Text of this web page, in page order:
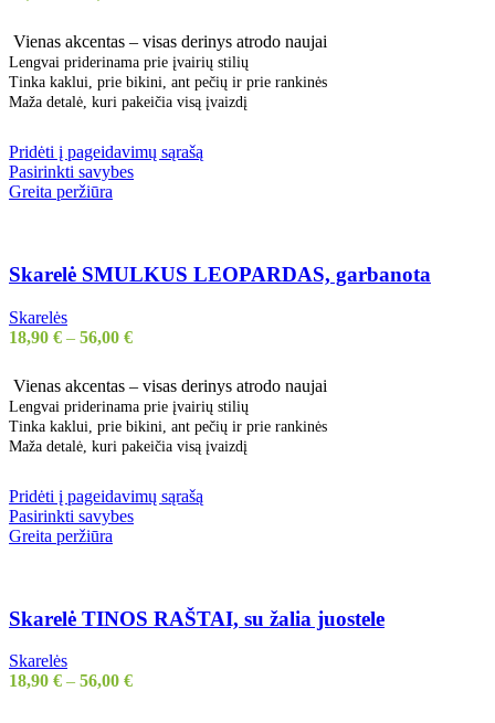
Vienas akcentas – visas derinys atrodo naujai
Lengvai priderinama prie įvairių stilių
Tinka kaklui, prie bikini, ant pečių ir prie rankinės
Maža detalė, kuri pakeičia visą įvaizdį
Pridėti į pageidavimų sąrašą
Pasirinkti savybes
Greita peržiūra
Skarelė SMULKUS LEOPARDAS, garbanota
Skarelės
18,90 € – 56,00 €
Vienas akcentas – visas derinys atrodo naujai
Lengvai priderinama prie įvairių stilių
Tinka kaklui, prie bikini, ant pečių ir prie rankinės
Maža detalė, kuri pakeičia visą įvaizdį
Pridėti į pageidavimų sąrašą
Pasirinkti savybes
Greita peržiūra
Skarelė TINOS RAŠTAI, su žalia juostele
Skarelės
18,90 € – 56,00 €